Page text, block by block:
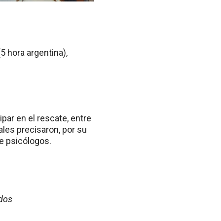
hora argentina),
en el rescate, entre
precisaron, por su
psicólogos.